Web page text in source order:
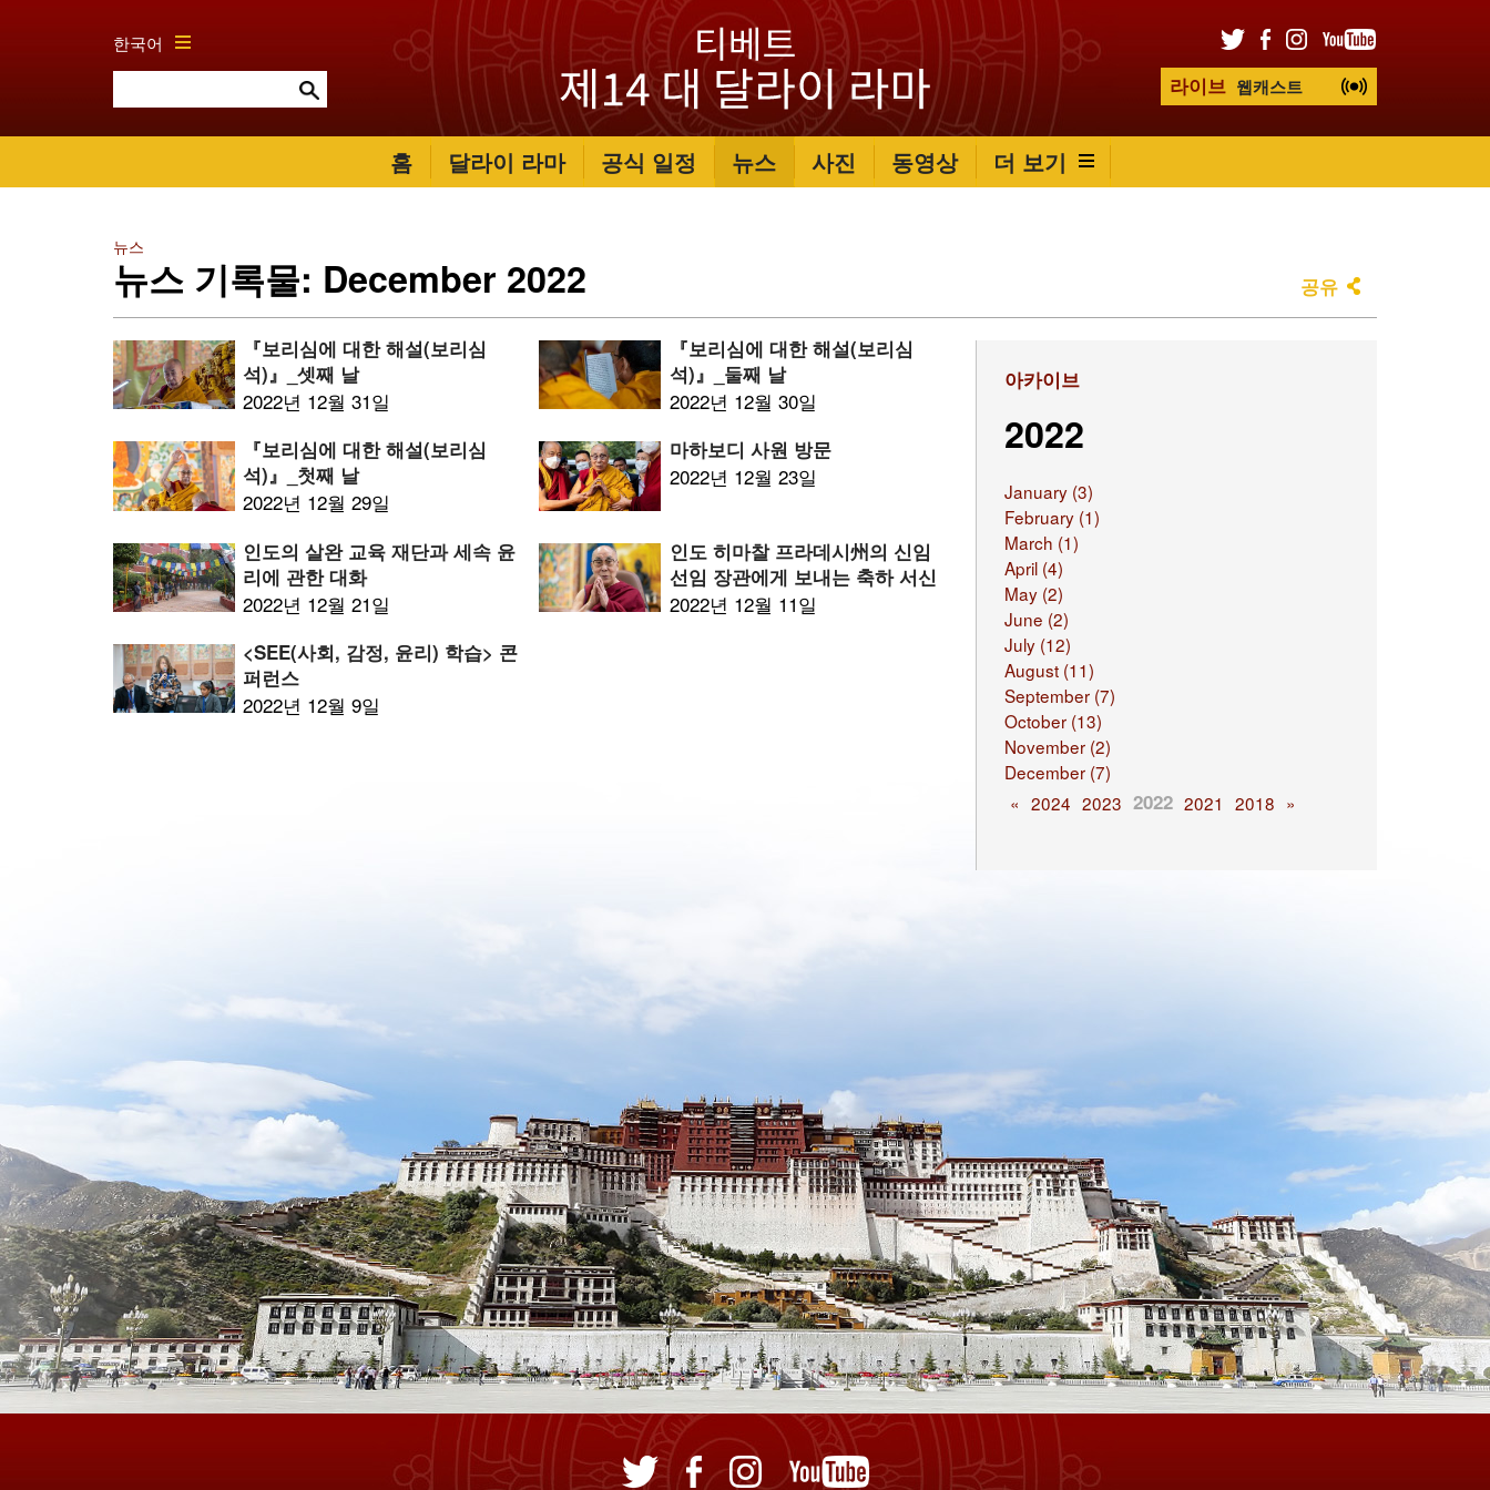
한국어
라이브 웹캐스트
홈 달라이 라마 공식 일정 뉴스 사진 동영상 더 보기
뉴스
뉴스 기록물: December 2022 공유
『보리심에 대한 해설(보리심
석)』_셋째 날
2022년 12월 31일
『보리심에 대한 해설(보리심
석)』_둘째 날
2022년 12월 30일
『보리심에 대한 해설(보리심
석)』_첫째 날
2022년 12월 29일
마하보디 사원 방문
2022년 12월 23일
인도의 살완 교육 재단과 세속 윤
리에 관한 대화
2022년 12월 21일
인도 히마찰 프라데시州의 신임
선임 장관에게 보내는 축하 서신
2022년 12월 11일
<SEE(사회, 감정, 윤리) 학습> 콘
퍼런스
2022년 12월 9일
아카이브
2022
January (3)
February (1)
March (1)
April (4)
May (2)
June (2)
July (12)
August (11)
September (7)
October (13)
November (2)
December (7)
« 2024 2023 2022 2021 2018 »